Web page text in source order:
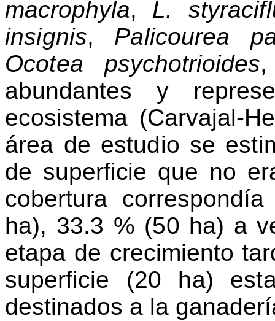
macrophyla, L. sty
insignis, Palicourea
Ocotea
psychotrioides
abundantes y
ecosistema (Carvajal-
área de estudio se
de superficie que no
cobertura
ha), 33.3 % (50 ha) a
etapa de crecimiento
superficie (20 ha)
destinados a la